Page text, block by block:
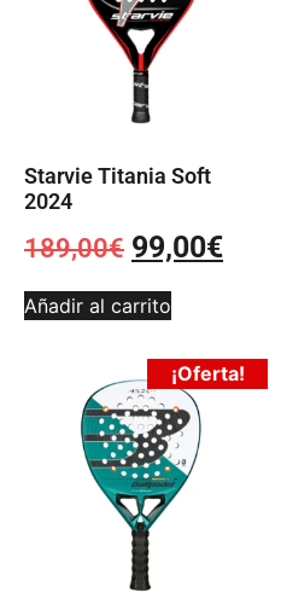
Starvie Titania Soft
2024
189,00€ 99,00€
Añadir al carrito
¡Oferta!